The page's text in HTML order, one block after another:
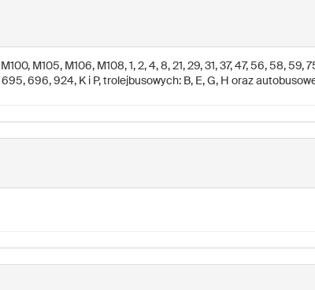
M105, M106, M108, 1, 2, 4, 8, 21, 29, 31, 37, 47, 56, 58, 59,
696, 924, K i P, trolejbusowych: B, E, G, H oraz